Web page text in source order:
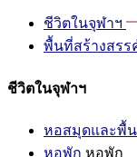
ชีวิตในจุฬาฯ
พื้นที่สร้างสรร
ชีวิตในจุฬาฯ
หอสมุดและพื้
หอพัก หอพัก